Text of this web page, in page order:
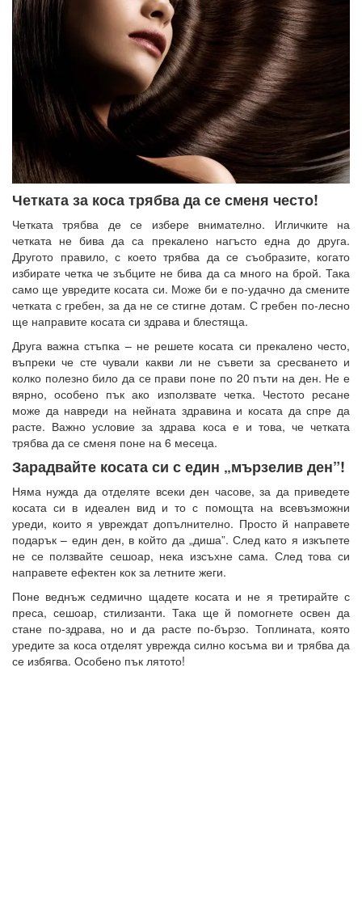
Четката за коса трябва да се сменя често!
Четката трябва де се избере внимателно. Игличките на
четката не бива да са прекалено нагъсто една до друга.
Другото правило, с което трябва да се съобразите, когато
избирате четка че зъбците не бива да са много на брой. Така
само ще увредите косата си. Може би е по-удачно да смените
четката с гребен, за да не се стигне дотам. С гребен по-лесно
ще направите косата си здрава и блестяща.
Друга важна стъпка – не решете косата си прекалено често,
въпреки че сте чували какви ли не съвети за сресването и
колко полезно било да се прави поне по 20 пъти на ден. Не е
вярно, особено пък ако използвате четка. Честото ресане
може да навреди на нейната здравина и косата да спре да
расте. Важно условие за здрава коса е и това, че четката
трябва да се сменя поне на 6 месеца.
Зарадвайте косата си с един „мързелив ден”!
Няма нужда да отделяте всеки ден часове, за да приведете
косата си в идеален вид и то с помощта на всевъзможни
уреди, които я увреждат допълнително. Просто й направете
подарък – един ден, в който да „диша”. След като я изкъпете
не се ползвайте сешоар, нека изсъхне сама. След това си
направете ефектен кок за летните жеги.
Поне веднъж седмично щадете косата и не я третирайте с
преса, сешоар, стилизанти. Така ще й помогнете освен да
стане по-здрава, но и да расте по-бързо. Топлината, която
уредите за коса отделят уврежда силно косъма ви и трябва да
се избягва. Особено пък лятото!